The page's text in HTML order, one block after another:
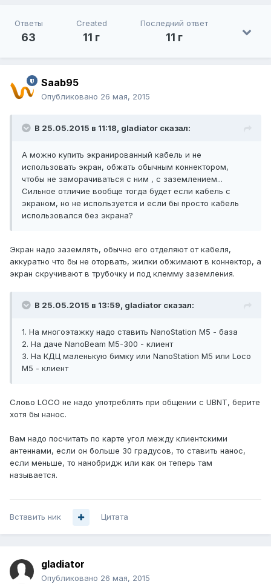
Ответы
63
Created
11 г
Последний ответ
11 г
Saab95
Опубликовано 26 мая, 2015
В 25.05.2015 в 11:18, gladiator сказал:
А можно купить экранированный кабель и не
использовать экран, обжать обычным коннектором,
чтобы не заморачиваться с ним , с заземлением...
Сильное отличие вообще тогда будет если кабель с
экраном, но не используется и если бы просто кабель
использовался без экрана?
Экран надо заземлять, обычно его отделяют от кабеля,
аккуратно что бы не оторвать, жилки обжимают в коннектор, а
экран скручивают в трубочку и под клемму заземления.
В 25.05.2015 в 13:59, gladiator сказал:
1. На многоэтажку надо ставить NanoStation M5 - база
2. На даче NanoBeam M5-300 - клиент
3. На КДЦ маленькую бимку или NanoStation M5 или Loco
M5 - клиент
Слово LOCO не надо употреблять при общении с UBNT, берите
хотя бы нанос.
Вам надо посчитать по карте угол между клиентскими
антеннами, если он больше 30 градусов, то ставить нанос,
если меньше, то нанобридж или как он теперь там
называется.
Вставить ник Цитата
gladiator
Опубликовано 26 мая, 2015